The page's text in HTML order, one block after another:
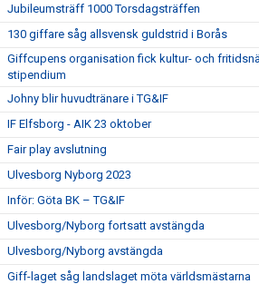
Jubileumsträff 1000 Torsdagsträffen
130 giffare såg allsvensk guldstrid i Borås
Giffcupens organisation fick kultur- och
stipendium
Johny blir huvudtränare i TG&IF
IF Elfsborg - AIK 23 oktober
Fair play avslutning
Ulvesborg Nyborg 2023
Inför: Göta BK – TG&IF
Ulvesborg/Nyborg fortsatt avstängda
Ulvesborg/Nyborg avstängda
Giff-laget såg landslaget möta världsmästarna